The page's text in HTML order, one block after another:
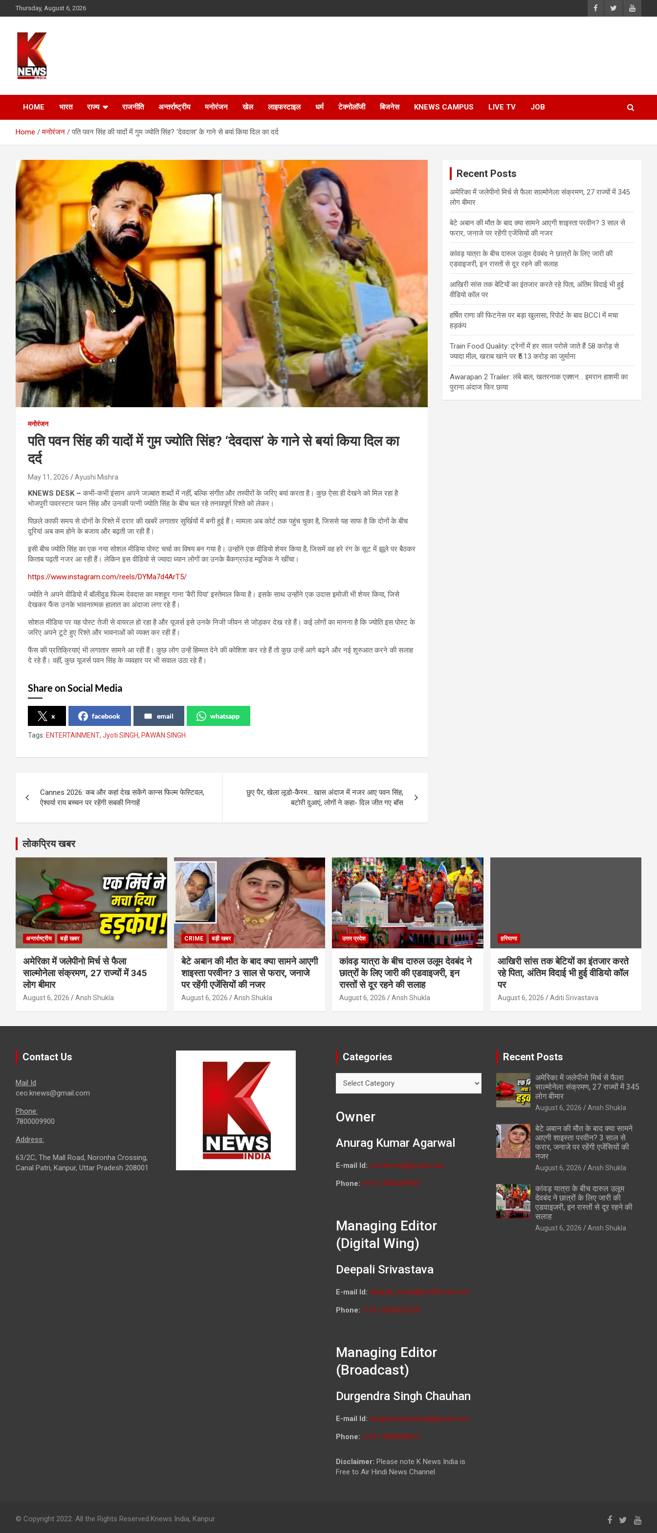
to
Thursday, August 6, 2026
HOME भारत राज्य राजनीति अन्तर्राष्ट्रीय मनोरंजन खेल लाइफस्टाइल धर्म टेक्नोलॉजी बिजनेस KNEWS CAMPUS LIVE TV JOB
Home मनोरंजन पति पवन सिंह की यादों में गुम ज्योति सिंह? ‘देवदास’ के गाने से बयां किया दिल का दर्द
मनोरंजन
पति पवन सिंह की यादों में गुम ज्योति सिंह? ‘देवदास’ के गाने से बयां किया दिल का
दर्द
May 11, 2026 Ayushi Mishra
KNEWS DESK –कभी-कभी इंसान अपने जज़्बात शब्दों में नहीं, बल्कि संगीत और तस्वीरों के जरिए बयां करता है। कुछ ऐसा ही देखने को मिल रहा है
भोजपुरी पावरस्टार पवन सिंह और उनकी पत्नी ज्योति सिंह के बीच चल रहे तनावपूर्ण रिश्ते को लेकर।
पिछले काफी समय से दोनों के रिश्ते में दरार की खबरें लगातार सुर्खियों में बनी हुई हैं। मामला अब कोर्ट तक पहुंच चुका है, जिससे यह साफ है कि दोनों के बीच
दूरियां अब कम होने के बजाय और बढ़ती जा रही हैं।
इसी बीच ज्योति सिंह का एक नया सोशल मीडिया पोस्ट चर्चा का विषय बन गया है। उन्होंने एक वीडियो शेयर किया है, जिसमें वह हरे रंग के सूट में झूले पर बैठकर
किताब पढ़ती नजर आ रही हैं। लेकिन इस वीडियो से ज्यादा ध्यान लोगों का उनके बैकग्राउंड म्यूजिक ने खींचा।
https://www.instagram.com/reels/DYMa7d4ArT5/
ज्योति ने अपने वीडियो में बॉलीवुड फिल्म देवदास का मशहूर गाना ‘बैरी पिया’ इस्तेमाल किया है। इसके साथ उन्होंने एक उदास इमोजी भी शेयर किया, जिसे
देखकर फैंस उनके भावनात्मक हालात का अंदाजा लगा रहे हैं।
सोशल मीडिया पर यह पोस्ट तेजी से वायरल हो रहा है और यूजर्स इसे उनके निजी जीवन से जोड़कर देख रहे हैं। कई लोगों का मानना है कि ज्योति इस पोस्ट के
जरिए अपने टूटे हुए रिश्ते और भावनाओं को व्यक्त कर रही हैं।
फैंस की प्रतिक्रियाएं भी लगातार सामने आ रही हैं। कुछ लोग उन्हें हिम्मत देने की कोशिश कर रहे हैं तो कुछ उन्हें आगे बढ़ने और नई शुरुआत करने की सलाह
दे रहे हैं। वहीं, कुछ यूजर्स पवन सिंह के व्यवहार पर भी सवाल उठा रहे हैं।
Share on Social Media
x facebook email whatsapp
Tags: ENTERTAINMENT, Jyoti SINGH, PAWAN SINGH
navigation
Cannes 2026: कब और कहां देख सकेंगे कान्स फिल्म फेस्टिवल,
ऐश्वर्या राय बच्चन पर रहेंगी सबकी निगाहें
छुए पैर, खेला लूडो-कैरम… खास अंदाज में नजर आए पवन सिंह,
बटोरी दुआएं, लोगों ने कहा- दिल जीत गए बॉस
Recent Posts
अमेरिका में जलेपीनो मिर्च से फैला साल्मोनेला संक्रमण, 27 राज्यों में 345
लोग बीमार
बेटे अबान की मौत के बाद क्या सामने आएगी शाइस्ता परवीन? 3 साल से
फरार, जनाजे पर रहेंगी एजेंसियों की नजर
कांवड़ यात्रा के बीच दारुल उलूम देवबंद ने छात्रों के लिए जारी की
एडवाइजरी, इन रास्तों से दूर रहने की सलाह
आखिरी सांस तक बेटियों का इंतजार करते रहे पिता, अंतिम विदाई भी हुई
वीडियो कॉल पर
हर्षित राणा की फिटनेस पर बड़ा खुलासा, रिपोर्ट के बाद BCCI में मचा
हड़कंप
Train Food Quality: ट्रेनों में हर साल परोसे जाते हैं 58 करोड़ से
ज्यादा मील, खराब खाने पर ₹5.13 करोड़ का जुर्माना
Awarapan 2 Trailer: लंबे बाल, खतरनाक एक्शन… इमरान हाशमी का
पुराना अंदाज फिर छाया
लोकप्रिय खबर
अन्तर्राष्ट्रीय बड़ी खबर
अमेरिका में जलेपीनो मिर्च से फैला
साल्मोनेला संक्रमण, 27 राज्यों में 345
लोग बीमार
August 6, 2026 Ansh Shukla
CRIME बड़ी खबर
बेटे अबान की मौत के बाद क्या सामने आएगी
शाइस्ता परवीन? 3 साल से फरार, जनाजे
पर रहेंगी एजेंसियों की नजर
August 6, 2026 Ansh Shukla
उत्तर प्रदेश
कांवड़ यात्रा के बीच दारुल उलूम देवबंद ने
छात्रों के लिए जारी की एडवाइजरी, इन
रास्तों से दूर रहने की सलाह
August 6, 2026 Ansh Shukla
हरियाणा
आखिरी सांस तक बेटियों का इंतजार करते
रहे पिता, अंतिम विदाई भी हुई वीडियो कॉल
पर
August 6, 2026 Aditi Srivastava
Contact Us
Mail Id
ceo.knews@gmail.com
Phone:
7800009900
Address:
63/2C, The Mall Road, Noronha Crossing,
Canal Patri, Kanpur, Uttar Pradesh 208001
Categories
Owner
Anurag Kumar Agarwal
E-mail Id: ceo.knews@gmail.com
Phone: (+91) 7800009900
Managing Editor
(Digital Wing)
Deepali Srivastava
E-mail Id: deepali_media@rediffmail.com
Phone: (+91) 9026692259
Managing Editor
(Broadcast)
Durgendra Singh Chauhan
E-mail Id: durgendrachauhan@gmail.com
Phone: (+91) 7800009813
Disclaimer: Please note K News India is
Free to Air Hindi News Channel
Recent Posts
अमेरिका में जलेपीनो मिर्च से फैला
साल्मोनेला संक्रमण, 27 राज्यों में 345
लोग बीमार
August 6, 2026 Ansh Shukla
बेटे अबान की मौत के बाद क्या सामने
आएगी शाइस्ता परवीन? 3 साल से
फरार, जनाजे पर रहेंगी एजेंसियों की
नजर
August 6, 2026 Ansh Shukla
कांवड़ यात्रा के बीच दारुल उलूम
देवबंद ने छात्रों के लिए जारी की
एडवाइजरी, इन रास्तों से दूर रहने की
सलाह
August 6, 2026 Ansh Shukla
© Copyright 2022. All the Rights Reserved.Knews India, Kanpur